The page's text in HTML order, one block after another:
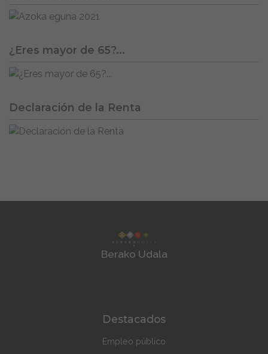
¿Eres mayor de 65?...
Declaración de la Renta
Berako Udala
Destacados
Empleo público